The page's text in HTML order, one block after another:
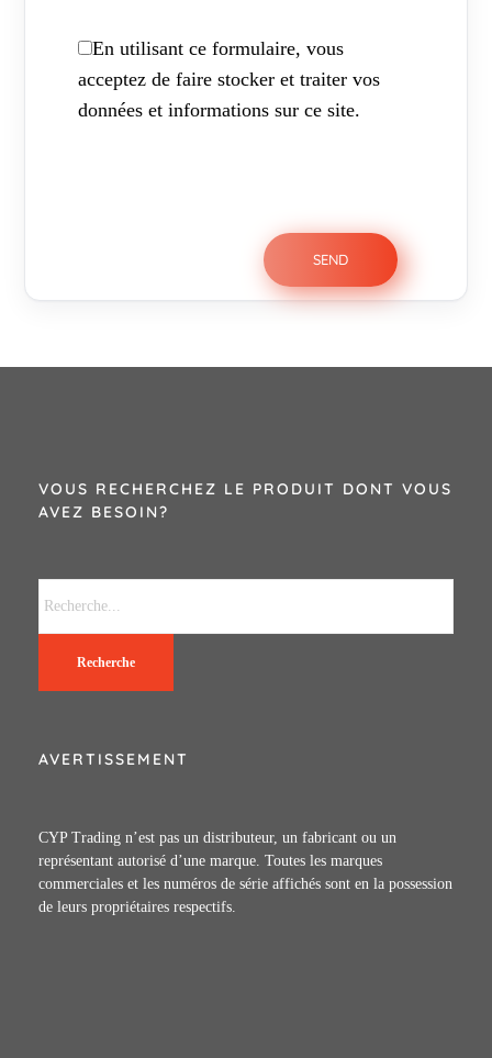
En utilisant ce formulaire, vous
acceptez de faire stocker et traiter vos
données et informations sur ce site.
VOUS RECHERCHEZ LE PRODUIT DONT VOUS
AVEZ BESOIN?
Recherche
AVERTISSEMENT
CYP Trading n’est pas un distributeur, un fabricant ou un
représentant autorisé d’une marque. Toutes les marques
commerciales et les numéros de série affichés sont en la possession
de leurs propriétaires respectifs.